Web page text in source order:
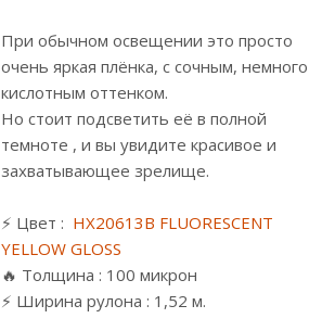
При обычном освещении это просто
очень яркая плёнка, с сочным, немного
кислотным оттенком.
Но стоит подсветить её в полной
темноте , и вы увидите красивое и
захватывающее зрелище.
⚡ Цвет : HX20613B FLUORESCENT
YELLOW GLOSS
🔥 Толщина : 100 микрон
⚡ Ширина рулона : 1,52 м.